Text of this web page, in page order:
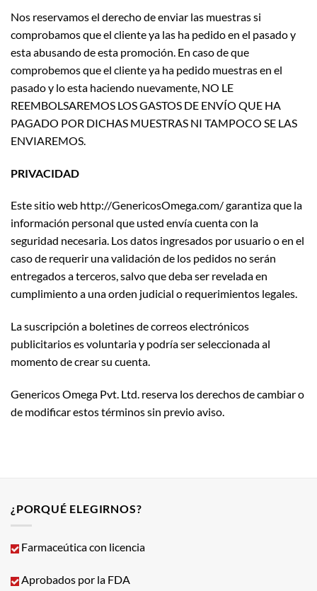
Nos reservamos el derecho de enviar las muestras si
comprobamos que el cliente ya las ha pedido en el pasado y
esta abusando de esta promoción. En caso de que
comprobemos que el cliente ya ha pedido muestras en el
pasado y lo esta haciendo nuevamente, NO LE
REEMBOLSAREMOS LOS GASTOS DE ENVÍO QUE HA
PAGADO POR DICHAS MUESTRAS NI TAMPOCO SE LAS
ENVIAREMOS.
PRIVACIDAD
Este sitio web http://GenericosOmega.com/ garantiza que la
información personal que usted envía cuenta con la
seguridad necesaria. Los datos ingresados por usuario o en el
caso de requerir una validación de los pedidos no serán
entregados a terceros, salvo que deba ser revelada en
cumplimiento a una orden judicial o requerimientos legales.
La suscripción a boletines de correos electrónicos
publicitarios es voluntaria y podría ser seleccionada al
momento de crear su cuenta.
Genericos Omega Pvt. Ltd. reserva los derechos de cambiar o
de modificar estos términos sin previo aviso.
¿PORQUÉ ELEGIRNOS?
Farmaceútica con licencia
Aprobados por la FDA